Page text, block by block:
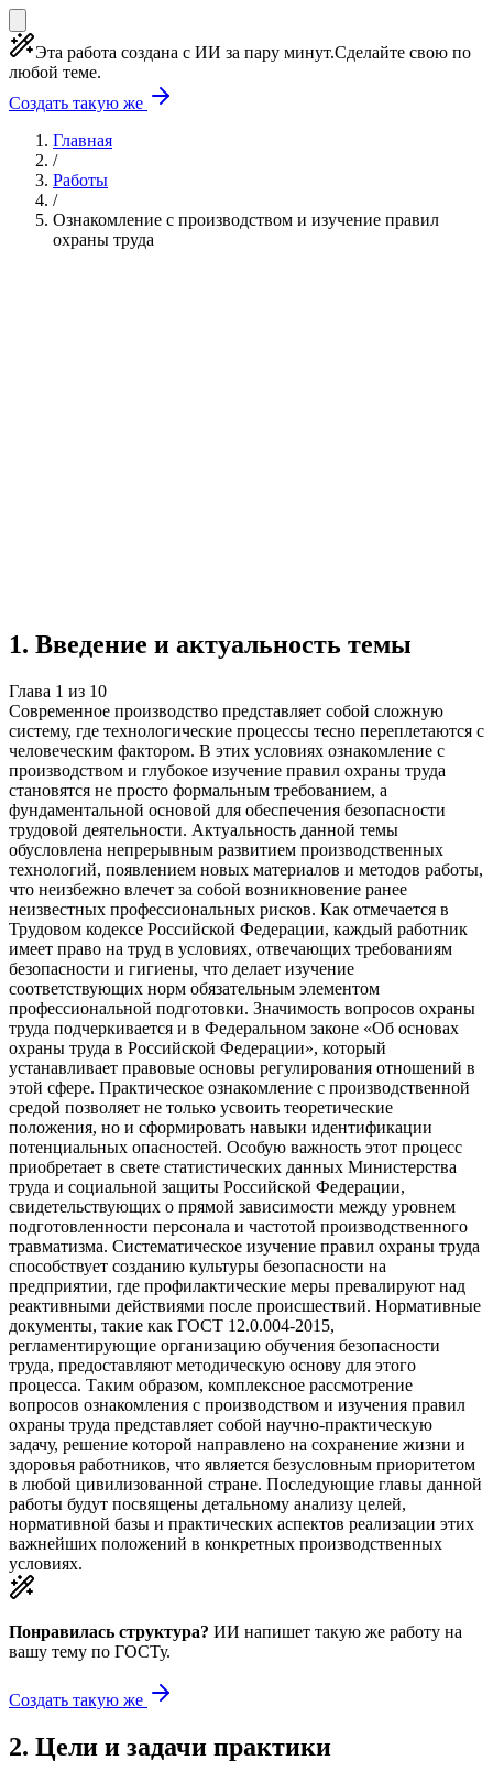
Эта работа создана с ИИ за пару минут.Сделайте свою по
любой теме.
Создать такую же
Главная
/
Работы
/
Ознакомление с производством и изучение правил
охраны труда
1. Введение и актуальность темы
Глава 1 из 10
Современное производство представляет собой сложную
систему, где технологические процессы тесно переплетаются с
человеческим фактором. В этих условиях ознакомление с
производством и глубокое изучение правил охраны труда
становятся не просто формальным требованием, а
фундаментальной основой для обеспечения безопасности
трудовой деятельности. Актуальность данной темы
обусловлена непрерывным развитием производственных
технологий, появлением новых материалов и методов работы,
что неизбежно влечет за собой возникновение ранее
неизвестных профессиональных рисков. Как отмечается в
Трудовом кодексе Российской Федерации, каждый работник
имеет право на труд в условиях, отвечающих требованиям
безопасности и гигиены, что делает изучение
соответствующих норм обязательным элементом
профессиональной подготовки. Значимость вопросов охраны
труда подчеркивается и в Федеральном законе «Об основах
охраны труда в Российской Федерации», который
устанавливает правовые основы регулирования отношений в
этой сфере. Практическое ознакомление с производственной
средой позволяет не только усвоить теоретические
положения, но и сформировать навыки идентификации
потенциальных опасностей. Особую важность этот процесс
приобретает в свете статистических данных Министерства
труда и социальной защиты Российской Федерации,
свидетельствующих о прямой зависимости между уровнем
подготовленности персонала и частотой производственного
травматизма. Систематическое изучение правил охраны труда
способствует созданию культуры безопасности на
предприятии, где профилактические меры превалируют над
реактивными действиями после происшествий. Нормативные
документы, такие как ГОСТ 12.0.004-2015,
регламентирующие организацию обучения безопасности
труда, предоставляют методическую основу для этого
процесса. Таким образом, комплексное рассмотрение
вопросов ознакомления с производством и изучения правил
охраны труда представляет собой научно-практическую
задачу, решение которой направлено на сохранение жизни и
здоровья работников, что является безусловным приоритетом
в любой цивилизованной стране. Последующие главы данной
работы будут посвящены детальному анализу целей,
нормативной базы и практических аспектов реализации этих
важнейших положений в конкретных производственных
условиях.
Понравилась структура? ИИ напишет такую же работу на
вашу тему по ГОСТу.
Создать такую же
2. Цели и задачи практики